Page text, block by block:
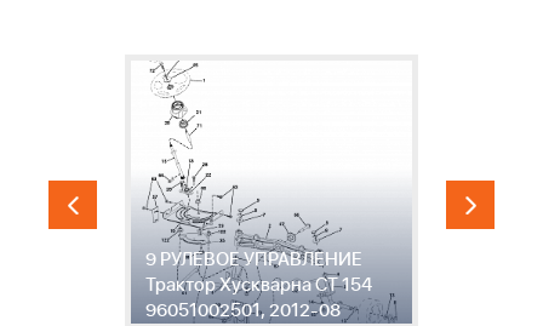
9 РУЛЕВОЕ УПРАВЛЕНИЕ
Трактор Хускварна CT 154
96051002501, 2012-08